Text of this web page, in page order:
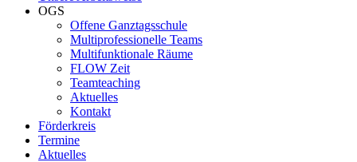
OGS
Offene Ganztagsschule
Multiprofessionelle Teams
Multifunktionale Räume
FLOW Zeit
Teamteaching
Aktuelles
Kontakt
Förderkreis
Termine
Aktuelles